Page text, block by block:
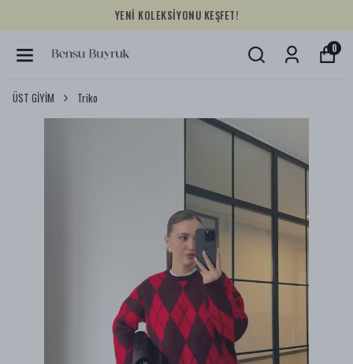
YENİ KOLEKSİYONU KEŞFET!
0
ÜST GİYİM Triko